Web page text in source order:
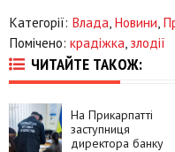
Категорії: Влада Новини
Помічено: крадіжка злодії
ЧИТАЙТЕ ТАКОЖ:
На Прикарпатті
заступниця
директора банку